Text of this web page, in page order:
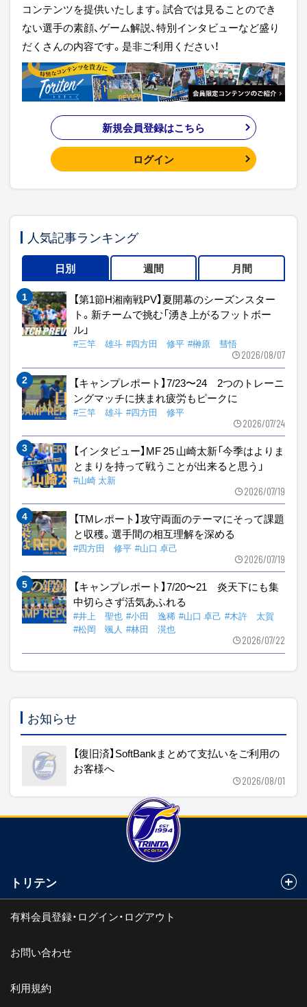
コンテンツを提供いたします。試合では見ることのでき
ない選手の素顔、ゲーム解説、特別インタビューなど盛り
だくさんの内容です。是非ご利用ください！
新規会員登録はこちら
ログイン
人気記事ランキング
日別 週間 月間
【第1節H湘南戦PV】夏開幕のシーズンスター
ト。新チームで挑む「湧き上がるフットボー
ル」
#三竿 雄斗 #四方田 修平 #榊原 彗悟
2026/08/07
【キャンプレポート】7/23〜24 2つのトレーニ
ングマッチに挟まれ疲労もピークに
#三竿 雄斗 #四方田 修平
2026/07/24
【インタビュー】MF 25 山崎太新「今季はよりま
とまりを持って戦うことが出来ると思う」
#山崎 太新
2026/07/19
【TMレポート】攻守両面のテーマにそって課題
と収穫。選手間の相互理解を深める
#四方田 修平 #山口 卓己
2026/07/19
【キャンプレポート】7/20〜21 炎天下にも集
中切らさず活気あふれる
#井上 聖也 #小田 逸稀 #山口 卓己 #木許 太賀
#松岡 颯人 #林田 滉也
2026/07/22
お知らせ
【復旧済】SoftBankまとめて支払いをご利用の
お客様へ
2026/08/01
トリテン
有料会員登録・ログイン・ログアウト
お問い合わせ
利用規約